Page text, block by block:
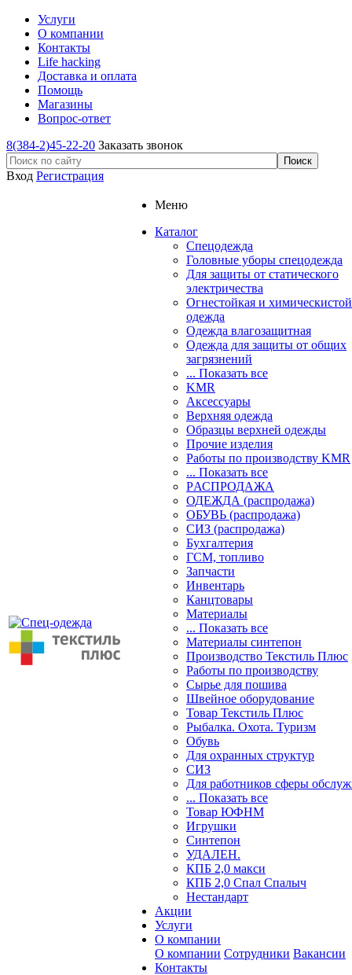
Услуги
О компании
Контакты
Life hacking
Доставка и оплата
Помощь
Магазины
Вопрос-ответ
8(384-2)45-22-20 Заказать звонок
Вход Регистрация
Меню
Каталог
Спецодежда
Головные уборы спецодежда
Для защиты от статического
электричества
Огнестойкая и
одежда
Одежда влагозащитная
Одежда для защиты от общих
загрязнений
... Показать все
KMR
Аксессуары
Верхняя одежда
Образцы верхней одежды
Прочие изделия
Работы по производству KMR
... Показать все
PАСПРОДАЖА
ОДЕЖДА (распродажа)
ОБУВЬ (распродажа)
СИЗ (распродажа)
Бухгалтерия
ГСМ, топливо
Запчасти
Инвентарь
Канцтовары
Материалы
... Показать все
Материалы синтепон
Производство Текстиль Плюс
Работы по производству
Сырье для пошива
Швейное оборудование
Товар Текстиль Плюс
Рыбалка. Охота. Туризм
Обувь
Для охранных структур
СИЗ
Для работников сферы
... Показать все
Товар ЮФНМ
Игрушки
Синтепон
УДАЛЕН.
КПБ 2,0 макси
КПБ 2,0 Спал Спалыч
Нестандарт
Акции
Услуги
О компании
О компании Сотрудники Вакансии
Контакты